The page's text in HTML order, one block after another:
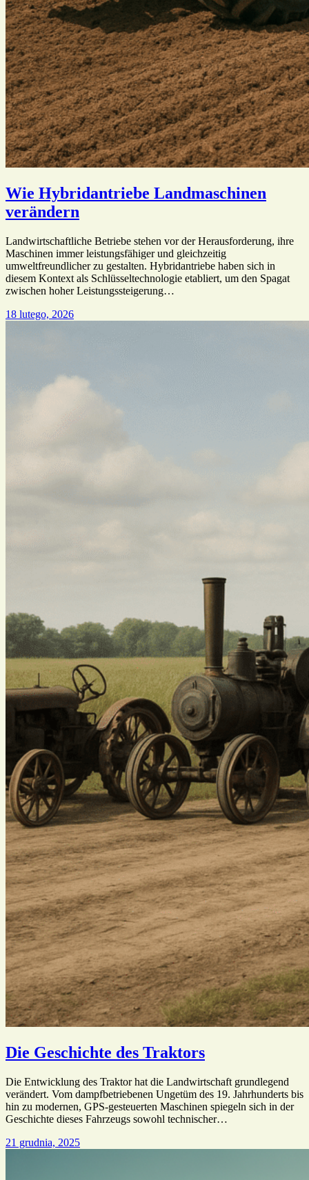
Wie Hybridantriebe Landmaschinen
verändern
Landwirtschaftliche Betriebe stehen vor der Herausforderung, ihre
Maschinen immer leistungsfähiger und gleichzeitig
umweltfreundlicher zu gestalten. Hybridantriebe haben sich in
diesem Kontext als Schlüsseltechnologie etabliert, um den Spagat
zwischen hoher Leistungssteigerung…
18 lutego, 2026
Die Geschichte des Traktors
Die Entwicklung des Traktor hat die Landwirtschaft grundlegend
verändert. Vom dampfbetriebenen Ungetüm des 19. Jahrhunderts bis
hin zu modernen, GPS-gesteuerten Maschinen spiegeln sich in der
Geschichte dieses Fahrzeugs sowohl technischer…
21 grudnia, 2025